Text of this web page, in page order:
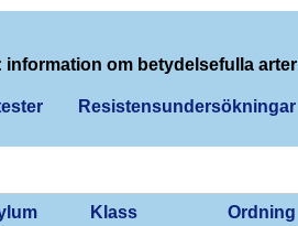
om betydelsefulla arter
Resistensundersökningar
Klass Ordning